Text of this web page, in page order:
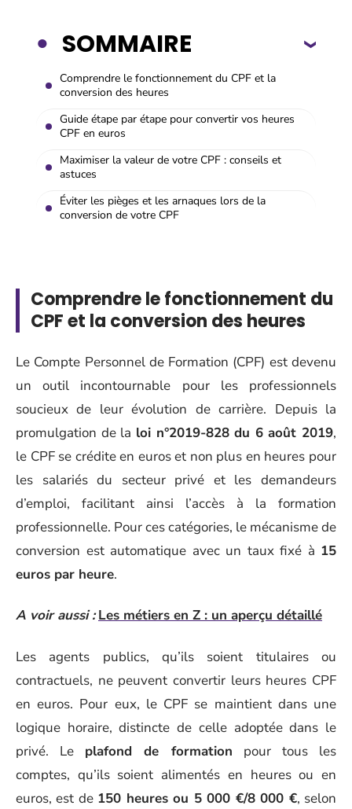
SOMMAIRE
Comprendre le fonctionnement du CPF et la
conversion des heures
Guide étape par étape pour convertir vos heures
CPF en euros
Maximiser la valeur de votre CPF : conseils et
astuces
Éviter les pièges et les arnaques lors de la
conversion de votre CPF
Comprendre le fonctionnement du
CPF et la conversion des heures
Le Compte Personnel de Formation (CPF) est devenu
un outil incontournable pour les professionnels
soucieux de leur évolution de carrière. Depuis la
promulgation de la loi n°2019-828 du 6 août 2019,
le CPF se crédite en euros et non plus en heures pour
les salariés du secteur privé et les demandeurs
d’emploi, facilitant ainsi l’accès à la formation
professionnelle. Pour ces catégories, le mécanisme de
conversion est automatique avec un taux fixé à 15
euros par heure.
A voir aussi : Les métiers en Z : un aperçu détaillé
Les agents publics, qu’ils soient titulaires ou
contractuels, ne peuvent convertir leurs heures CPF
en euros. Pour eux, le CPF se maintient dans une
logique horaire, distincte de celle adoptée dans le
privé. Le plafond de formation pour tous les
comptes, qu’ils soient alimentés en heures ou en
euros, est de 150 heures ou 5 000 €/8 000 €, selon